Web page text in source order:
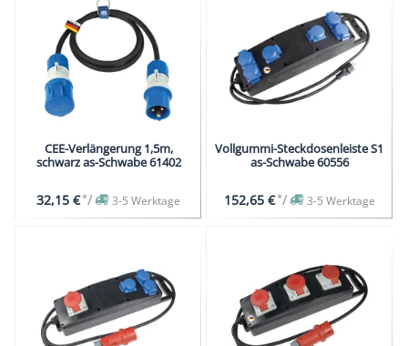
CEE-Verlängerung 1,5m,
schwarz as-Schwabe 61402
32,15 €*/ 3-5 Werktage
Vollgummi-Steckdosenleiste S1
as-Schwabe 60556
152,65 €*/ 3-5 Werktage